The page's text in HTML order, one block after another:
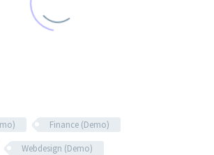
Finance (Demo)
Webdesign (Demo)